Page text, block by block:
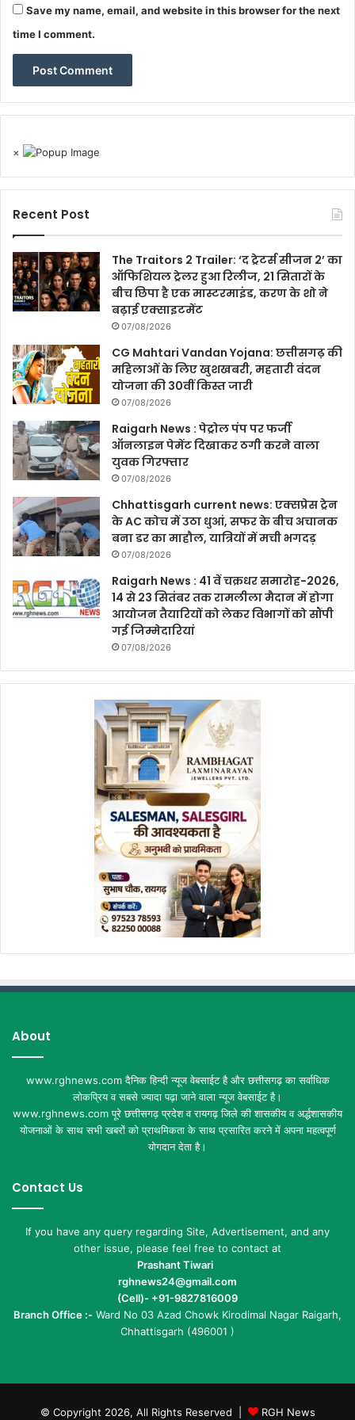
Save my name, email, and website in this browser for the next
time I comment.
×
Recent Post
The Traitors 2 Trailer: ‘द ट्रेटर्स सीजन 2’ का
ऑफिशियल ट्रेलर हुआ रिलीज, 21 सितारों के
बीच छिपा है एक मास्टरमाइंड, करण के शो ने
बढ़ाई एक्साइटमेंट
07/08/2026
CG Mahtari Vandan Yojana: छत्तीसगढ़ की
महिलाओं के लिए खुशखबरी, महतारी वंदन
योजना की 30वीं किस्त जारी
07/08/2026
Raigarh News : पेट्रोल पंप पर फर्जी
ऑनलाइन पेमेंट दिखाकर ठगी करने वाला
युवक गिरफ्तार
07/08/2026
Chhattisgarh current news: एक्सप्रेस ट्रेन
के AC कोच में उठा धुआं, सफर के बीच अचानक
बना डर का माहौल, यात्रियों में मची भगदड़
07/08/2026
Raigarh News : 41 वें चक्रधर समारोह-2026,
14 से 23 सितंबर तक रामलीला मैदान में होगा
आयोजन तैयारियों को लेकर विभागों को सौंपी
गई जिम्मेदारियां
07/08/2026
About
www.rghnews.com दैनिक हिन्दी न्यूज वेबसाईट है और छत्तीसगढ़ का सर्वाधिक
लोकप्रिय व सबसे ज्यादा पढ़ा जाने वाला न्यूज वेबसाईट है।
www.rghnews.com पूरे छत्तीसगढ़ प्रदेश व रायगढ़ जिले की शासकीय व अर्द्धशासकीय
योजनाओं के साथ सभी खबरों को प्राथमिकता के साथ प्रसारित करने में अपना महत्वपूर्ण
योगदान देता है।
Contact Us
If you have any query regarding Site, Advertisement, and any
other issue, please feel free to contact at
Prashant Tiwari
rghnews24@gmail.com
(Cell)- +91-9827816009
Branch Office :- Ward No 03 Azad Chowk Kirodimal Nagar Raigarh,
Chhattisgarh (496001 )
© Copyright 2026, All Rights Reserved | RGH News